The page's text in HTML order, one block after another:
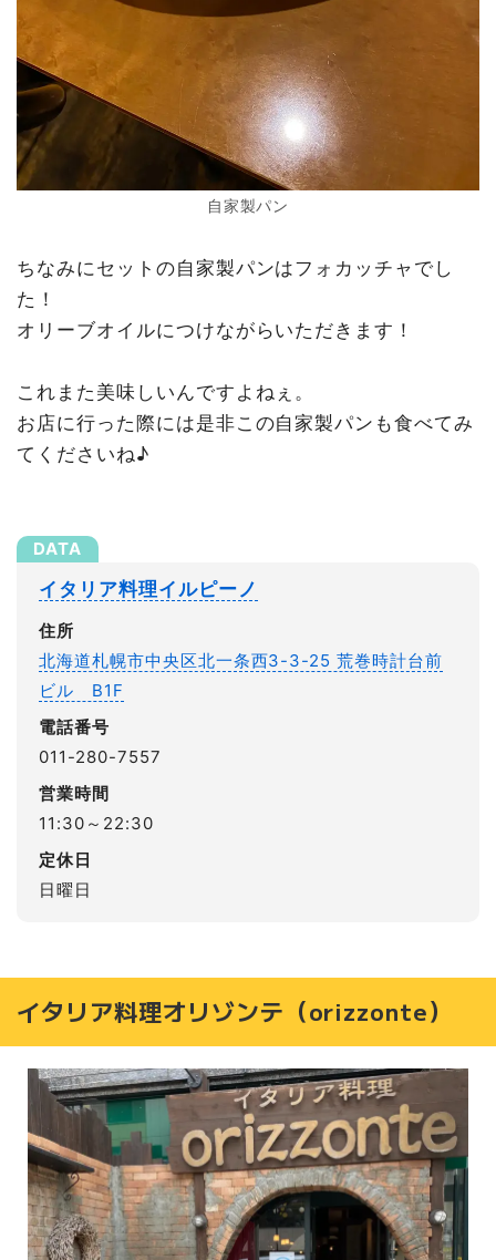
自家製パン
ちなみにセットの自家製パンはフォカッチャでし
た！
オリーブオイルにつけながらいただきます！
これまた美味しいんですよねぇ。
お店に行った際には是非この自家製パンも食べてみ
てくださいね♪
イタリア料理イルピーノ
住所
北海道札幌市中央区北一条西3-3-25 荒巻時計台前
ビル B1F
電話番号
011-280-7557
営業時間
11:30～22:30
定休日
日曜日
イタリア料理オリゾンテ（orizzonte）